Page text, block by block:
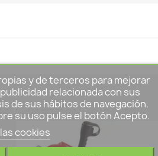
y de terceros para mejorar
relacionada con sus
de sus hábitos de navegación.
su uso pulse el botón Acepto.
cookies